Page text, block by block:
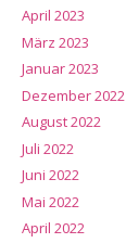
April 2023
März 2023
Januar 2023
Dezember 2022
August 2022
Juli 2022
Juni 2022
Mai 2022
April 2022